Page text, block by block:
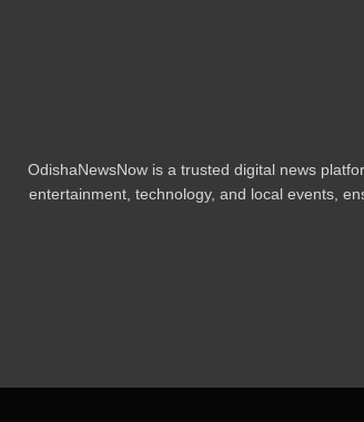
OdishaNewsNow is a trusted digital news
entertainment, technology, and local events,